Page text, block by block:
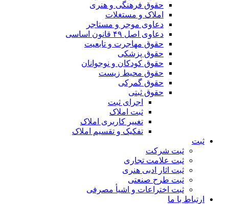
حقوق فرهنگی و هنری
املاک و مستغلات
دعاوی موجر و مستاجر
دعاوی اصل ۴۹ قانون اساسی
حقوق مهاجرت و تابعیت
حقوق پزشکی
حقوق کودکان و نوجوانان
حقوق محیط زیست
حقوق گمرکی
حقوق ثبتی
اجرای ثبت
ثبت املاک
تغییر کاربری املاک
تفکیک و تقسیم املاک
ثبت
ثبت شرکت
ثبت علامت تجاری
ثبت اثار ادبی هنری
ثبت طرح صنعتی
ثبت اختراعات و اشیا‌ٔ مصرفی
ارتباط با ما